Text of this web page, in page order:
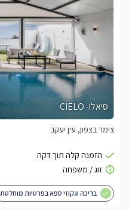
סיאלו- CIELO
צימר בצפון, עין יעקב
בריכה וגקוזי ספא בפרטיות מוחלטת